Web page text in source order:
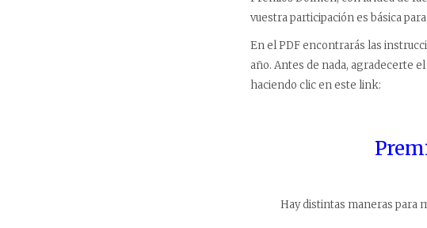
vuestra participación es básica
En el PDF encontrarás las
año. Antes de nada, agradecerte
haciendo clic en este link:
Hay distintas maneras para